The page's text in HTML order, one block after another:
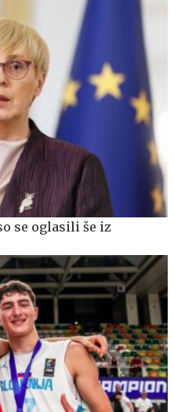
se oglasili še iz